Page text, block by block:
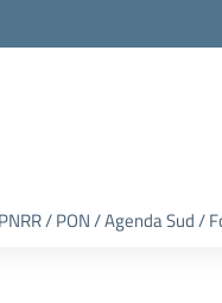
PNRR / PON / Agenda Sud /